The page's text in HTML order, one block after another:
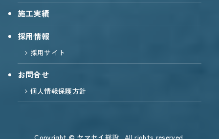
施工実績
採用情報
採用サイト
お問合せ
個人情報保護方針